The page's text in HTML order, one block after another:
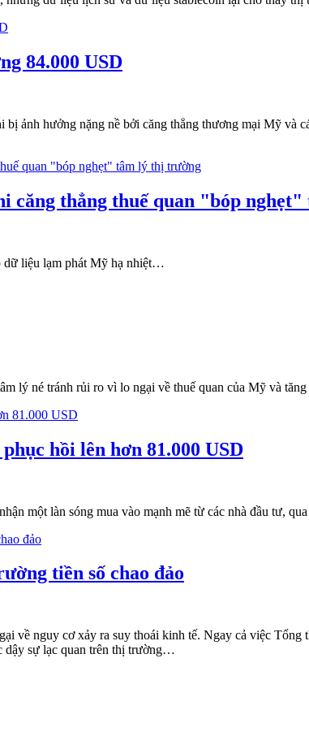
84.000 USD
ảnh hưởng nặng nề bởi căng thẳng thương mại Mỹ
căng thẳng thuế quan "bóp
dữ liệu lạm phát Mỹ hạ nhiệt…
lý né tránh rủi ro vì lo ngại về thuế quan của Mỹ và
hồi lên hơn 81.000 USD
một làn sóng mua vào mạnh mẽ từ các nhà đầu tư,
tiền số chao đảo
về nguy cơ xảy ra suy thoái kinh tế. Ngay cả việc
dậy sự lạc quan trên thị trường…